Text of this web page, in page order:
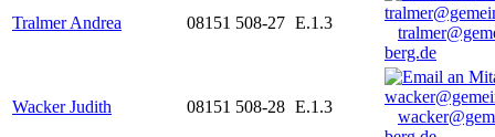
Tralmer Andrea 08151 508-27 E.1.3
berg.de
Wacker Judith 08151 508-28 E.1.3